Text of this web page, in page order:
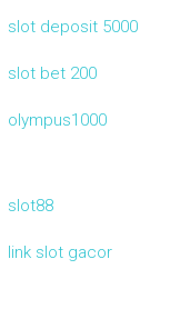
slot deposit 5000
slot bet 200
olympus1000
slot88
link slot gacor